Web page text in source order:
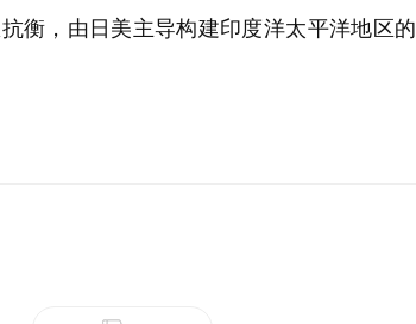
衡，由日美主导构建印度洋太平洋地区的